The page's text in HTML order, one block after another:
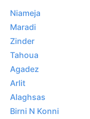
Niameja
Maradi
Zinder
Tahoua
Agadez
Arlit
Alaghsas
Birni N Konni